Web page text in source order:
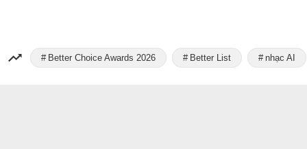
Better Choice Awards 2026 Better List nhạc AI